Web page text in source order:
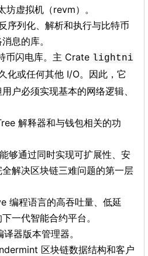
坊虚拟机（revm）。
序列化、解析和执行与比特币
息的库。
币闪电库。主 Crate lightni
化或任何其他 I/O。因此，它
户必须实现基本的网络逻辑、
解释器和与钱包相关的功
够通过同时实现可扩展性、安
解决区块链三难问题的第一层
编程语言的高吞吐量、低延
一代智能合约平台。
器版本管理器。
区块链数据结构和客户